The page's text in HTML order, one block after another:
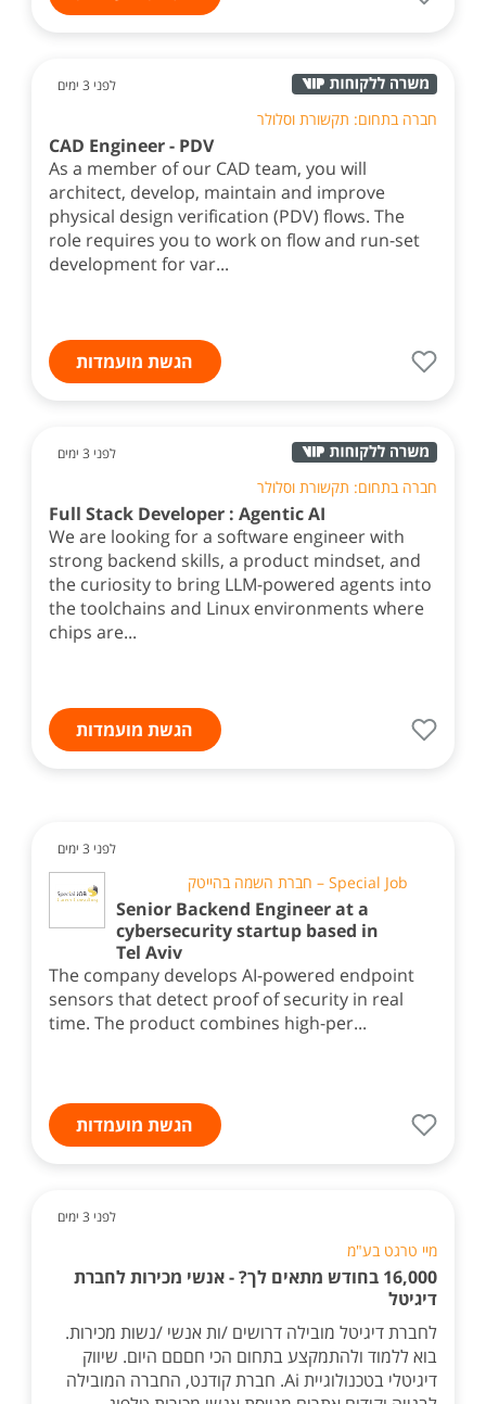
לפני 3 ימים
חברה בתחום: תקשורת וסלולר
CAD Engineer - PDV
As a member of our CAD team, you will
architect, develop, maintain and improve
physical design verification (PDV) flows. The
role requires you to work on flow and run-set
development for var...
הגשת מועמדות
לפני 3 ימים
חברה בתחום: תקשורת וסלולר
Full Stack Developer : Agentic AI
We are looking for a software engineer with
strong backend skills, a product mindset, and
the curiosity to bring LLM-powered agents into
the toolchains and Linux environments where
chips are...
הגשת מועמדות
לפני 3 ימים
Special Job – חברת השמה בהייטק
Senior Backend Engineer at a
cybersecurity startup based in
Tel Aviv
The company develops AI-powered endpoint
sensors that detect proof of security in real
time. The product combines high-per...
הגשת מועמדות
לפני 3 ימים
מיי טרגט בע"מ
16,000 בחודש מתאים לך? - אנשי מכירות לחברת
דיגיטל
לחברת דיגיטל מובילה דרושים /ות אנשי /נשות מכירות.
בוא ללמוד ולהתמקצע בתחום הכי חםםם היום. שיווק
דיגיטלי בטכנולוגיית Ai. חברת קודנט, החברה המובילה